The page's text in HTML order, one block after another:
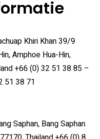
Khiri Khan 39/9
Amphoe Hua-Hin,
+66 (0) 32 51 38 85 –
51 38 71
Saphan, Bang Saphan